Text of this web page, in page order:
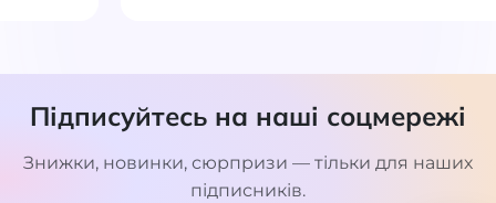
Підписуйтесь на наші соцмережі
Знижки, новинки, сюрпризи — тільки для наших
підписників.